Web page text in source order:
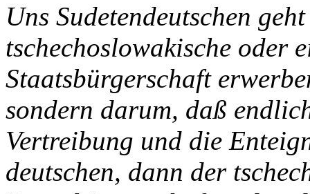
Uns Sudetendeutschen
tschechoslowakische oder
Staatsbürgerschaft
sondern darum, daß
Vertreibung und die
deutschen, dann der